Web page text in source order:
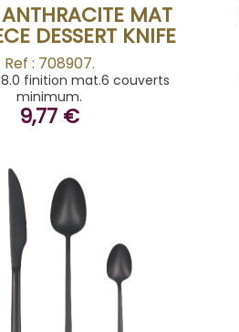
MAT
DESSERT KNIFE
Ref : 708907.
finition mat.6 couverts
minimum.
9,77 €
BUY